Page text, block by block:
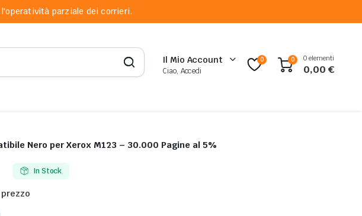
parziale dei corrieri.
Il Mio Account
Ciao, Accedi
0 0 0 elementi
0,00€
Nero per Xerox M123 – 30.000 Pagine al 5%
In Stock